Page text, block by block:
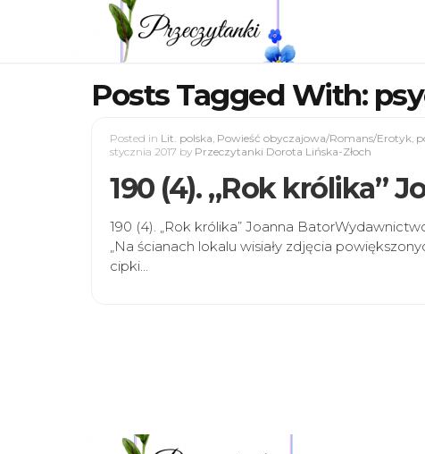
Posts Tagged With:
Posted in Lit. polska, Powieść obyczajowa/Romans/Erotyk,
stycznia 2017 by Przeczytanki Dorota Lińska-Złoch
190 (4). „Rok królika”
190 (4). „Rok królika” Joanna
„Na ścianach lokalu wisiały zdjęcia
cipki…